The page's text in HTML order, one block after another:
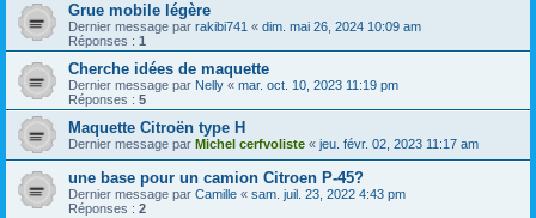
Grue mobile légère
Dernier message par rakibi741 « dim. mai 26, 2024 10:09 am
Réponses : 1
Cherche idées de maquette
Dernier message par Nelly « mar. oct. 10, 2023 11:19 pm
Réponses : 5
Maquette Citroën type H
Dernier message par Michel cerfvoliste « jeu. févr. 02, 2023 11:17 am
une base pour un camion Citroen P-45?
Dernier message par Camille « sam. juil. 23, 2022 4:43 pm
Réponses : 2